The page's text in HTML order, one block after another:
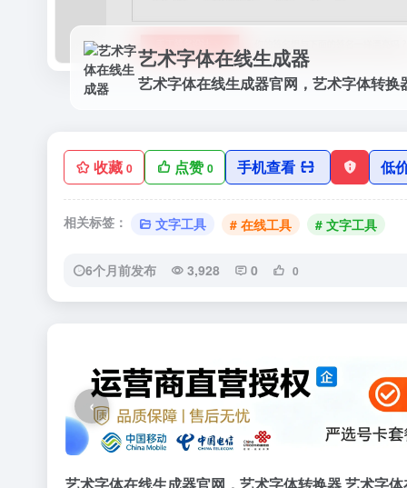
艺术字体在线生成器
艺术字体在线生成器官网，艺术字体转换
收藏 0 点赞0 手机查看 低
相关标签： 文字工具 # 在线工具 # 文字工具
6个月前发布 3,928 0 0
‹